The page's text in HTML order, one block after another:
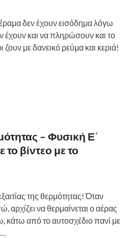
δεν έχουν εισόδημα λόγω
έχουν και να πληρώσουν και το
με δανεικό ρεύμα και κεριά!
– Φυσική Ε΄
το βίντεο με το
της θερμότητας! Όταν
αρχίζει να θερμαίνεται ο αέρας
κάτω από το αυτοσχέδιο πανί με